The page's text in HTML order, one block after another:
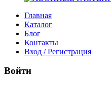
Главная
Каталог
Блог
Контакты
Вход / Регистрация
Войти